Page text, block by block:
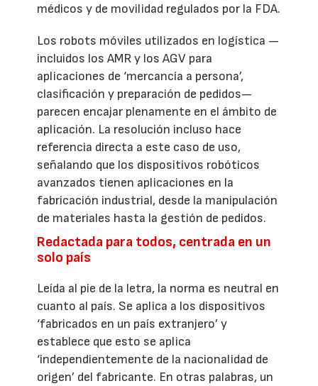
médicos y de movilidad regulados por la FDA.
Los robots móviles utilizados en logística —
incluidos los AMR y los AGV para
aplicaciones de ‘mercancía a persona’,
clasificación y preparación de pedidos—
parecen encajar plenamente en el ámbito de
aplicación. La resolución incluso hace
referencia directa a este caso de uso,
señalando que los dispositivos robóticos
avanzados tienen aplicaciones en la
fabricación industrial, desde la manipulación
de materiales hasta la gestión de pedidos.
Redactada para todos, centrada en un
solo país
Leída al pie de la letra, la norma es neutral en
cuanto al país. Se aplica a los dispositivos
‘fabricados en un país extranjero’ y
establece que esto se aplica
‘independientemente de la nacionalidad de
origen’ del fabricante. En otras palabras, un